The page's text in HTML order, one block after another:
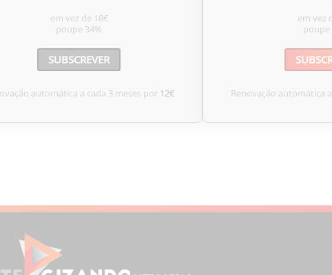
em vez de 18€
poupe 34%
SUBSCREVER
automática a cada 3 meses por 12€
em vez
poupe
Renovação automática